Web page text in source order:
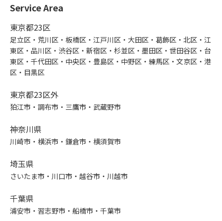
Service Area
東京都23区
足立区・荒川区・板橋区・江戸川区・大田区・葛飾区・北区・江
東区・品川区・渋谷区・新宿区・杉並区・墨田区・世田谷区・台
東区・千代田区・中央区・豊島区・中野区・練馬区・文京区・港
区・目黒区
東京都23区外
狛江市・調布市・三鷹市・武蔵野市
神奈川県
川崎市・横浜市・鎌倉市・横須賀市
埼玉県
さいたま市・川口市・越谷市・川越市
千葉県
浦安市・習志野市・船橋市・千葉市